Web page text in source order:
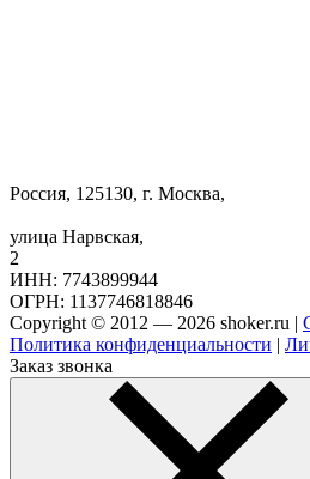
Россия, 125130, г. Москва,
улица Нарвская,
2
ИНН: 7743899944
ОГРН: 1137746818846
Copyright © 2012 — 2026 shoker.ru |
Политика конфиденциальности |
Заказ звонка